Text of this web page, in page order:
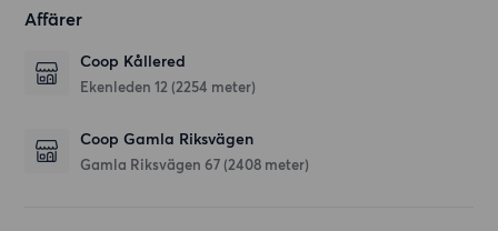
Affärer
Coop Kållered
Ekenleden 12 (2254 meter)
Coop Gamla Riksvägen
Gamla Riksvägen 67 (2408 meter)